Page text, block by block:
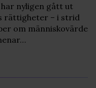
nyligen gått ut
rättigheter – i strid
om människovärde